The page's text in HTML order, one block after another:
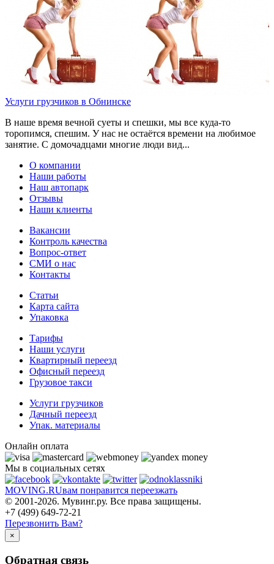
Услуги грузчиков в Обнинске
В наше время вечной суеты и спешки, мы все куда-то
торопимся, спешим. У нас не остаётся времени на любимое
занятие. С домочадцами многие люди вид...
О компании
Наши работы
Наш автопарк
Отзывы
Наши клиенты
Вакансии
Контроль качества
Вопрос-ответ
СМИ о нас
Контакты
Статьи
Карта сайта
Упаковка
Тарифы
Наши услуги
Квартирный переезд
Офисный переезд
Грузовое такси
Услуги грузчиков
Дачный переезд
Упак. материалы
Онлайн оплата
Мы в социальных сетях
MOVING.RUвам понравится переезжать
© 2001-2026. Мувинг.ру. Все права защищены.
+7 (499) 649-72-21
Перезвонить Вам?
×
Обратная связь